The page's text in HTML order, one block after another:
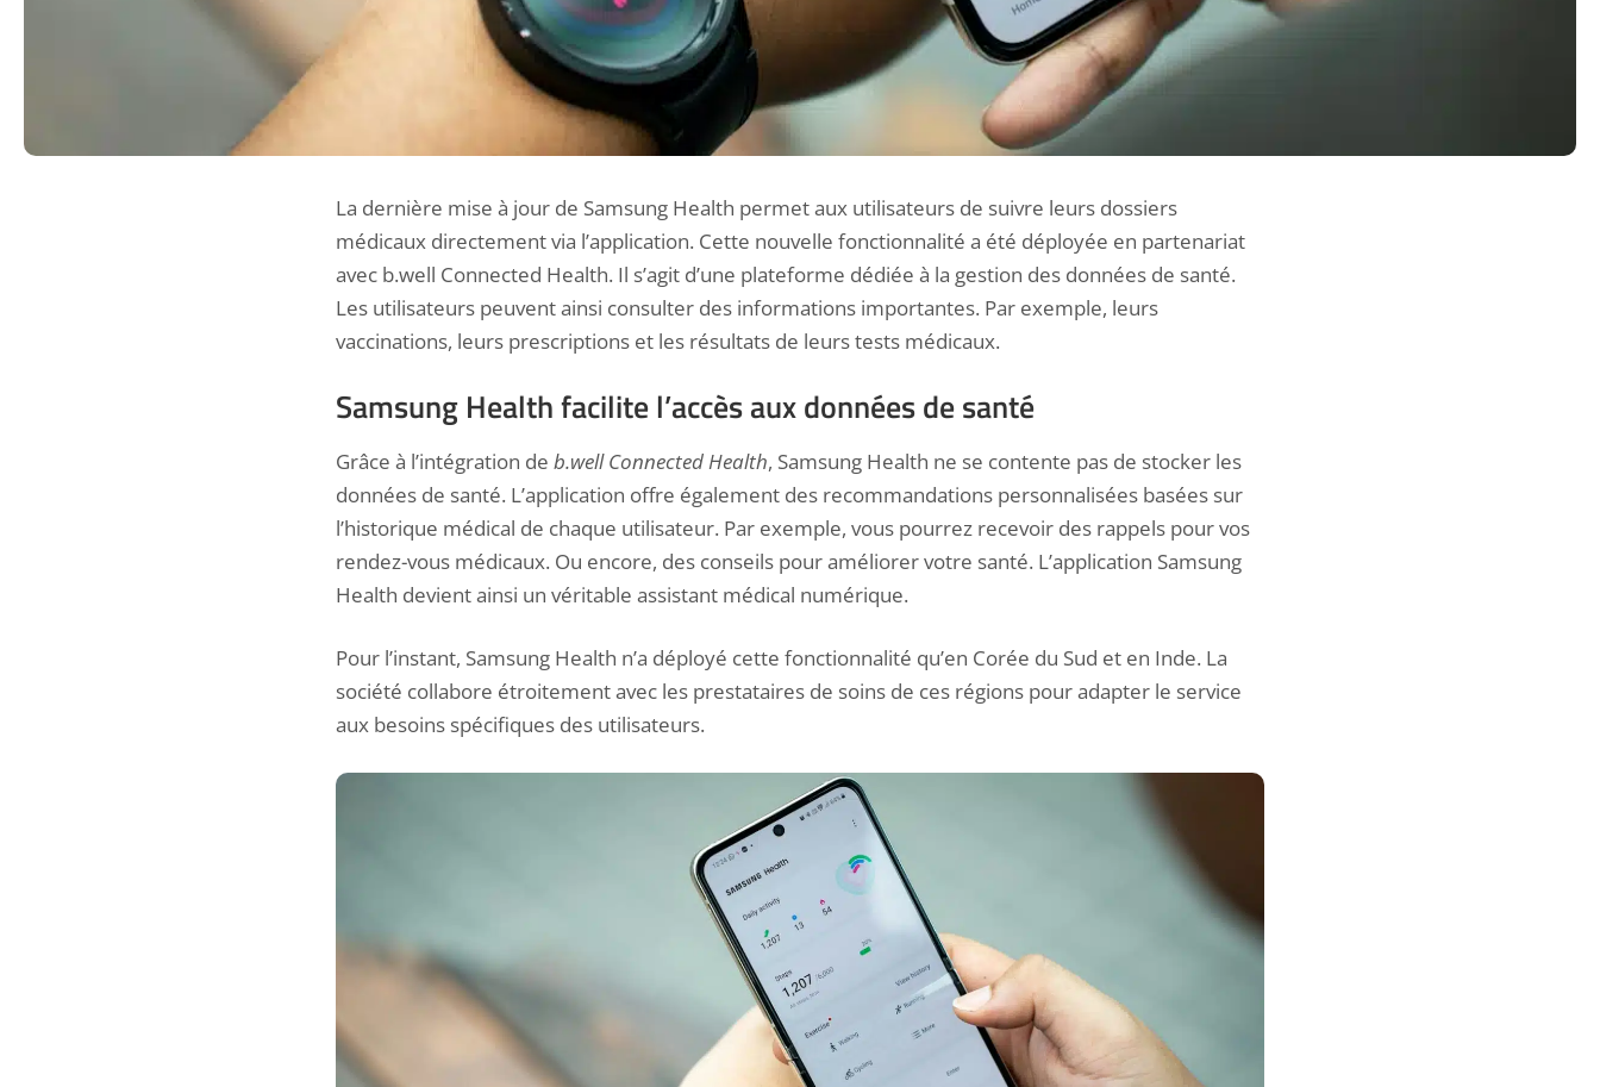
La dernière mise à jour de Samsung Health permet aux utilisateurs de suivre leurs dossiers
médicaux directement via l’application. Cette nouvelle fonctionnalité a été déployée en partenariat
avec b.well Connected Health. Il s’agit d’une plateforme dédiée à la gestion des données de santé.
Les utilisateurs peuvent ainsi consulter des informations importantes. Par exemple, leurs
vaccinations, leurs prescriptions et les résultats de leurs tests médicaux.
Samsung Health facilite l’accès aux données de santé
Grâce à l’intégration de b.well Connected Health, Samsung Health ne se contente pas de stocker les
données de santé. L’application offre également des recommandations personnalisées basées sur
l’historique médical de chaque utilisateur. Par exemple, vous pourrez recevoir des rappels pour vos
rendez-vous médicaux. Ou encore, des conseils pour améliorer votre santé. L’application Samsung
Health devient ainsi un véritable assistant médical numérique.
Pour l’instant, Samsung Health n’a déployé cette fonctionnalité qu’en Corée du Sud et en Inde. La
société collabore étroitement avec les prestataires de soins de ces régions pour adapter le service
aux besoins spécifiques des utilisateurs.